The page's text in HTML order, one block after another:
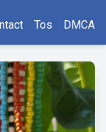
Tos DMCA